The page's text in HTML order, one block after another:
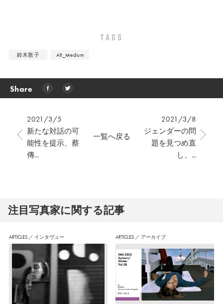
TAGS
鈴木敦子 Alt_Medium
Share
2021/3/5
新たな対話の可
能性を提示、蔡
傳...
2021/3/8
ジェンダーの問
題を見つめ直
し、...
一覧へ戻る
注⽬写真家に関する記事
ARTICLES ／ インタヴュー ARTICLES ／ アーカイブ